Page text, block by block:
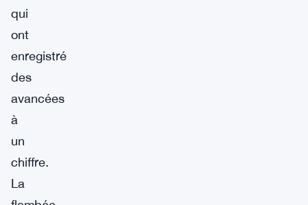
qui
ont
enregistré
des
avancées
à
un
chiffre.
La